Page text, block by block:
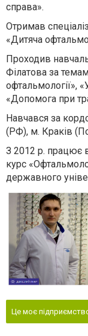
справа».
Отримав
«Дитяча
Проходив
Філатова за
офтальмології»,
«Допомога при
Навчався за
(РФ), м. Краків
З 2012 р. працює
курс
державного
Це моє